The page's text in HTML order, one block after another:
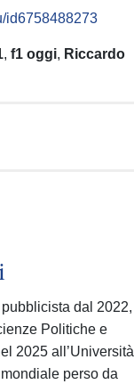
id6758488273
,f1 oggi, Riccardo
dal 2022,
Politiche e
2025 all’Università
perso da